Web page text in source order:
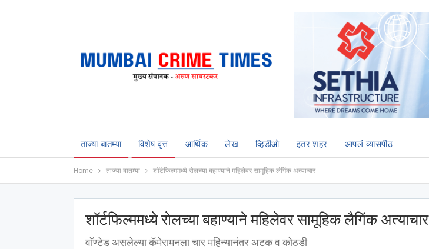
ताज्या बातम्या विशेष वृत्त आर्थिक लेख व्हिडीओ इतर शहर आपलं व्यासपीठ
Home ताज्या बातम्या शॉर्टफिल्ममध्ये रोलच्या बहाण्याने महिलेवर सामूहिक लैगिंक अत्याचार
शॉर्टफिल्ममध्ये रोलच्या बहाण्याने महिलेवर सामूहिक लैगिंक अत्याचार
वॉण्टेड असलेल्या कॅमेरामनला चार महिन्यानंतर अटक व कोठडी